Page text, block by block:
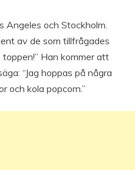
Angeles och Stockholm.
av de som tillfrågades
Han kommer att
“Jag hoppas på några
och kola popcorn.”